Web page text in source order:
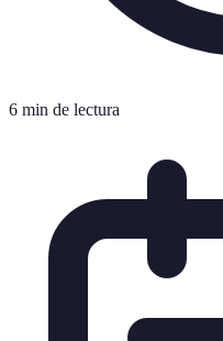
6 min de lectura